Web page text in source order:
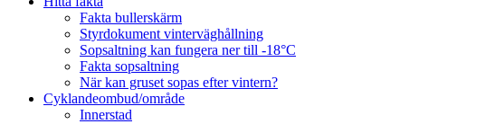
Fakta bullerskärm
Styrdokument vinterväghållning
Sopsaltning kan fungera ner till -18°C
Fakta sopsaltning
När kan gruset sopas efter vintern?
Cyklandeombud/område
Innerstad